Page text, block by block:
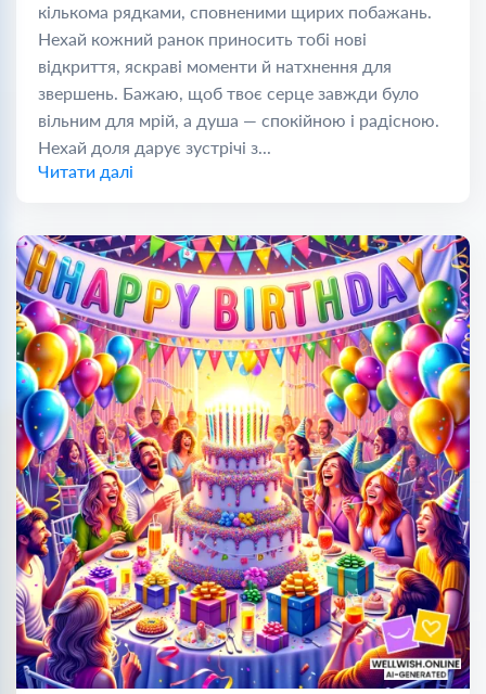
кількома рядками, сповненими щирих побажань.
Нехай кожний ранок приносить тобі нові
відкриття, яскраві моменти й натхнення для
звершень. Бажаю, щоб твоє серце завжди було
вільним для мрій, а душа — спокійною і радісною.
Нехай доля дарує зустрічі з...
Читати далі